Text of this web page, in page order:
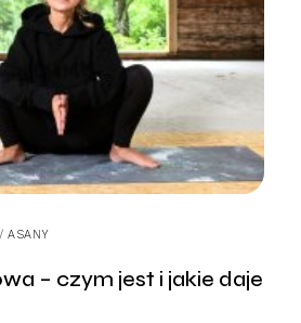
/ASANY
– czym jest i jakie daje